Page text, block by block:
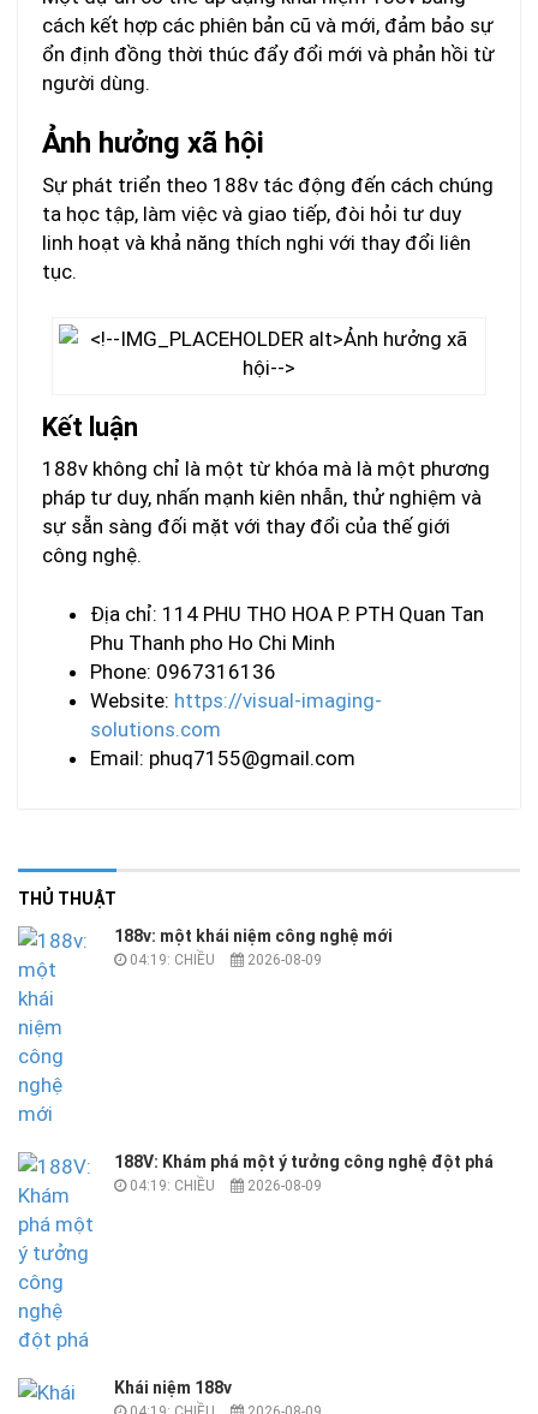
cách kết hợp các phiên bản cũ và mới, đảm bảo sự
ổn định đồng thời thúc đẩy đổi mới và phản hồi từ
người dùng.
Ảnh hưởng xã hội
Sự phát triển theo 188v tác động đến cách chúng
ta học tập, làm việc và giao tiếp, đòi hỏi tư duy
linh hoạt và khả năng thích nghi với thay đổi liên
tục.
Kết luận
188v không chỉ là một từ khóa mà là một phương
pháp tư duy, nhấn mạnh kiên nhẫn, thử nghiệm và
sự sẵn sàng đối mặt với thay đổi của thế giới
công nghệ.
Địa chỉ: 114 PHU THO HOA P. PTH Quan Tan
Phu Thanh pho Ho Chi Minh
Phone: 0967316136
Website: https://visual-imaging-
solutions.com
Email: phuq7155@gmail.com
THỦ THUẬT
188v: một khái niệm công nghệ mới
04:19: CHIỀU 2026-08-09
188V: Khám phá một ý tưởng công nghệ đột phá
04:19: CHIỀU 2026-08-09
Khái niệm 188v